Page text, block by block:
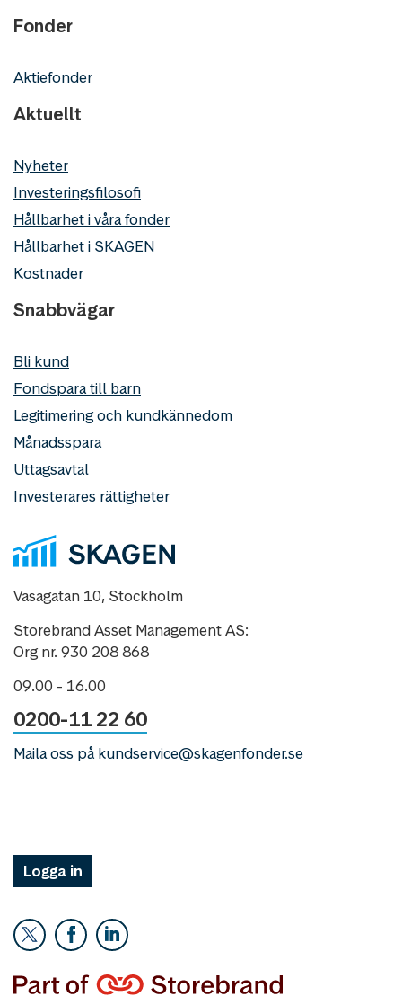
Fonder
Aktiefonder
Aktuellt
Nyheter
Investeringsfilosofi
Hållbarhet i våra fonder
Hållbarhet i SKAGEN
Kostnader
Snabbvägar
Bli kund
Fondspara till barn
Legitimering och kundkännedom
Månadsspara
Uttagsavtal
Investerares rättigheter
Vasagatan 10, Stockholm
Storebrand Asset Management AS:
Org nr. 930 208 868
09.00 - 16.00
0200-11 22 60
Maila oss på kundservice@skagenfonder.se
Logga in